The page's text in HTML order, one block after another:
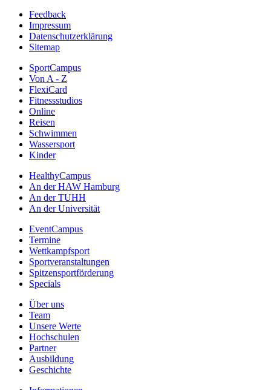
Feedback
Impressum
Datenschutzerklärung
Sitemap
SportCampus
Von A - Z
FlexiCard
Fitnessstudios
Online
Reisen
Schwimmen
Wassersport
Kinder
HealthyCampus
An der HAW Hamburg
An der TUHH
An der Universität
EventCampus
Termine
Wettkampfsport
Sportveranstaltungen
Spitzensportförderung
Specials
Über uns
Team
Unsere Werte
Hochschulen
Partner
Ausbildung
Geschichte